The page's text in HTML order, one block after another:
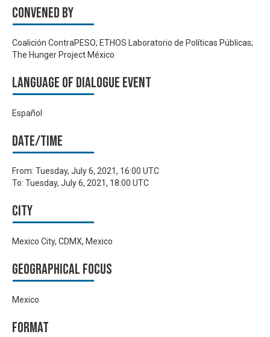
Convened by
Coalición ContraPESO; ETHOS Laboratorio de Políticas Públicas;
The Hunger Project México
Language of Dialogue Event
Español
Date/time
From: Tuesday, July 6, 2021, 16:00 UTC
To: Tuesday, July 6, 2021, 18:00 UTC
City
Mexico City, CDMX, Mexico
Geographical focus
Mexico
Format